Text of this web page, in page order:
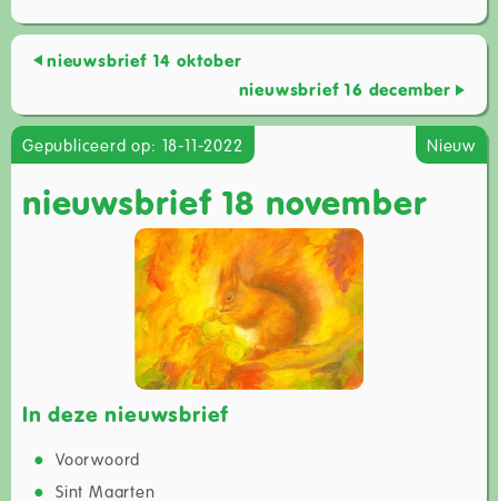
nieuwsbrief 14 oktober
nieuwsbrief 16 december
Gepubliceerd op: 18-11-2022 Nieuw
nieuwsbrief 18 november
In deze nieuwsbrief
Voorwoord
Sint Maarten